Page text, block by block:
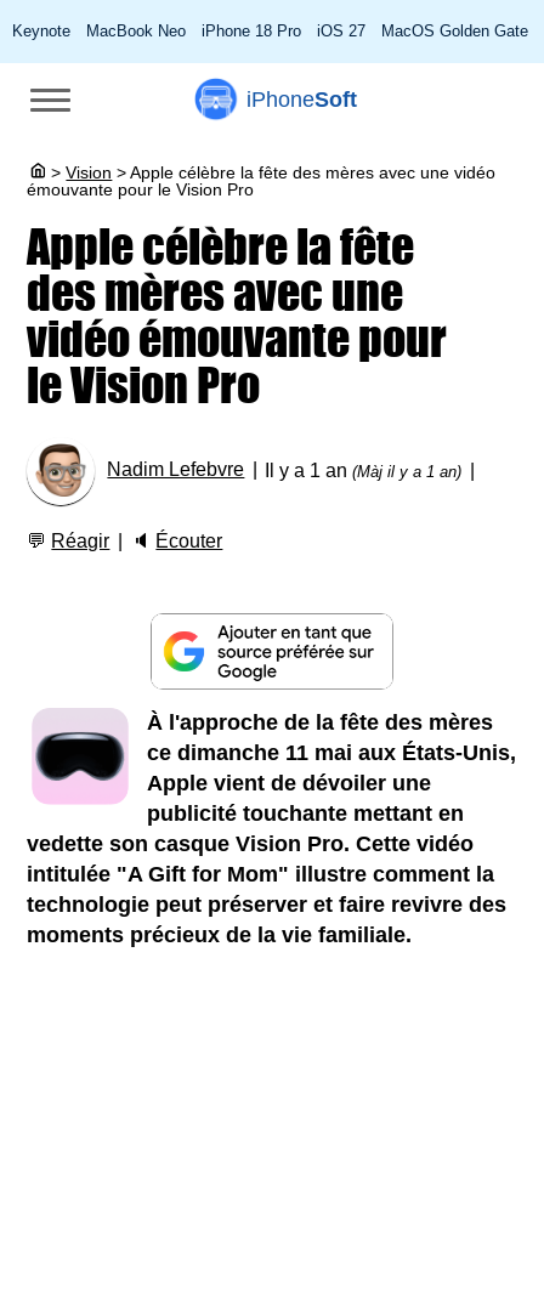
Keynote MacBook Neo iPhone 18 Pro iOS 27 MacOS Golden Gate
iPhoneSoft
> Vision >Apple célèbre la fête des mères avec une vidéo
émouvante pour le Vision Pro
Apple célèbre la fête
des mères avec une
vidéo émouvante pour
le Vision Pro
Nadim Lefebvre Il y a 1 an(Màj il y a 1 an)
💬 Réagir 🔈 Écouter
À l'approche de la fête des mères
ce dimanche 11 mai aux États-Unis,
Apple vient de dévoiler une
publicité touchante mettant en
vedette son casque Vision Pro. Cette vidéo
intitulée "A Gift for Mom" illustre comment la
technologie peut préserver et faire revivre des
moments précieux de la vie familiale.